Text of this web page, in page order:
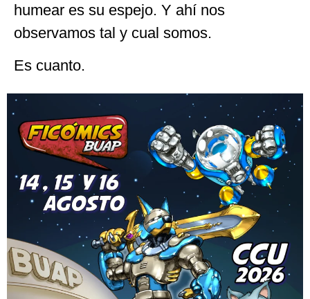
humear es su espejo. Y ahí nos
observamos tal y cual somos.
Es cuanto.